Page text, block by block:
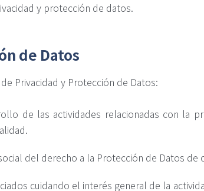
y protección de datos.
de Datos
Privacidad y Protección de Datos:
de las actividades relacionadas con la
del derecho a la Protección de Datos de
cuidando el interés general de la